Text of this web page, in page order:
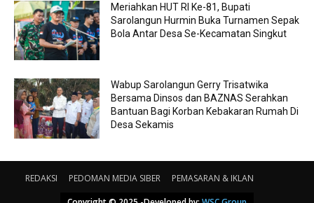
Meriahkan HUT RI Ke-81, Bupati
Sarolangun Hurmin Buka Turnamen Sepak
Bola Antar Desa Se-Kecamatan Singkut
Wabup Sarolangun Gerry Trisatwika
Bersama Dinsos dan BAZNAS Serahkan
Bantuan Bagi Korban Kebakaran Rumah Di
Desa Sekamis
REDAKSI PEDOMAN MEDIA SIBER
PEMASARAN & IKLAN